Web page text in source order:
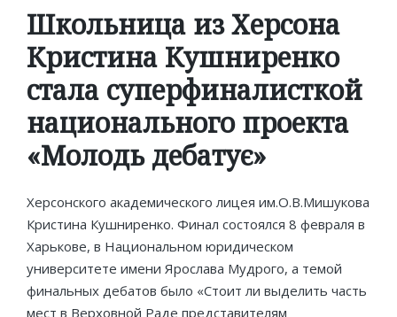
in
Школьница из Херсона
Кристина Кушниренко
стала суперфиналисткой
национального проекта
«Молодь дебатує»
Херсонского академического лицея им.О.В.Мишукова
Кристина Кушниренко. Финал состоялся 8 февраля в
Харькове, в Национальном юридическом
университете имени Ярослава Мудрого, а темой
финальных дебатов было «Стоит ли выделить часть
мест в Верховной Раде представителям